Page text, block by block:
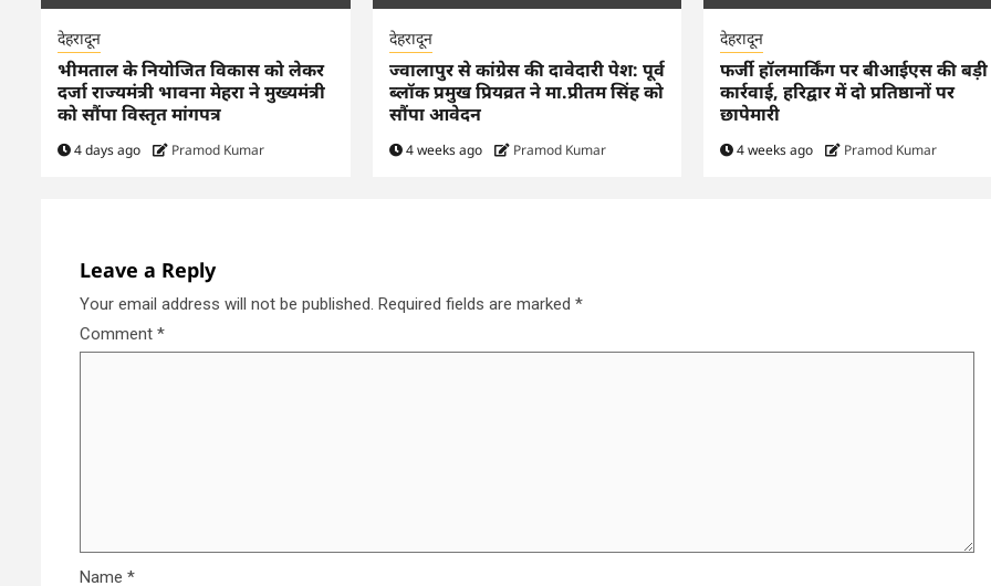
देहरादून
भीमताल के नियोजित विकास को लेकर
दर्जा राज्यमंत्री भावना मेहरा ने मुख्यमंत्री
को सौंपा विस्तृत मांगपत्र
4 days ago Pramod Kumar
देहरादून
ज्वालापुर से कांग्रेस की दावेदारी पेश: पूर्व
ब्लॉक प्रमुख प्रियव्रत ने मा.प्रीतम सिंह को
सौंपा आवेदन
4 weeks ago Pramod Kumar
देहरादून
फर्जी हॉलमार्किंग पर बीआईएस की बड़ी
कार्रवाई, हरिद्वार में दो प्रतिष्ठानों पर
छापेमारी
4 weeks ago Pramod Kumar
Leave a Reply
Your email address will not be published. Required fields are marked *
Comment *
Name *